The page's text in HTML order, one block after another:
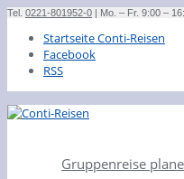
Tel. 0221-801952-0 | Mo. – Fr. 9:00 –
Startseite Conti-Reisen
Facebook
RSS
Gruppenreise